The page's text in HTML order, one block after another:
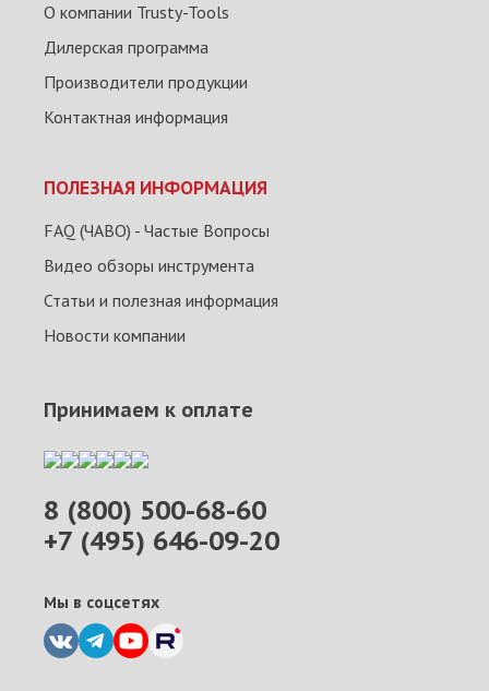
О компании Trusty-Tools
Дилерская программа
Производители продукции
Контактная информация
ПОЛЕЗНАЯ ИНФОРМАЦИЯ
FAQ (ЧАВО) - Частые Вопросы
Видео обзоры инструмента
Статьи и полезная информация
Новости компании
8 (800) 500-68-60
+7 (495) 646-09-20
Мы в соцсетях
Принимаем к оплате